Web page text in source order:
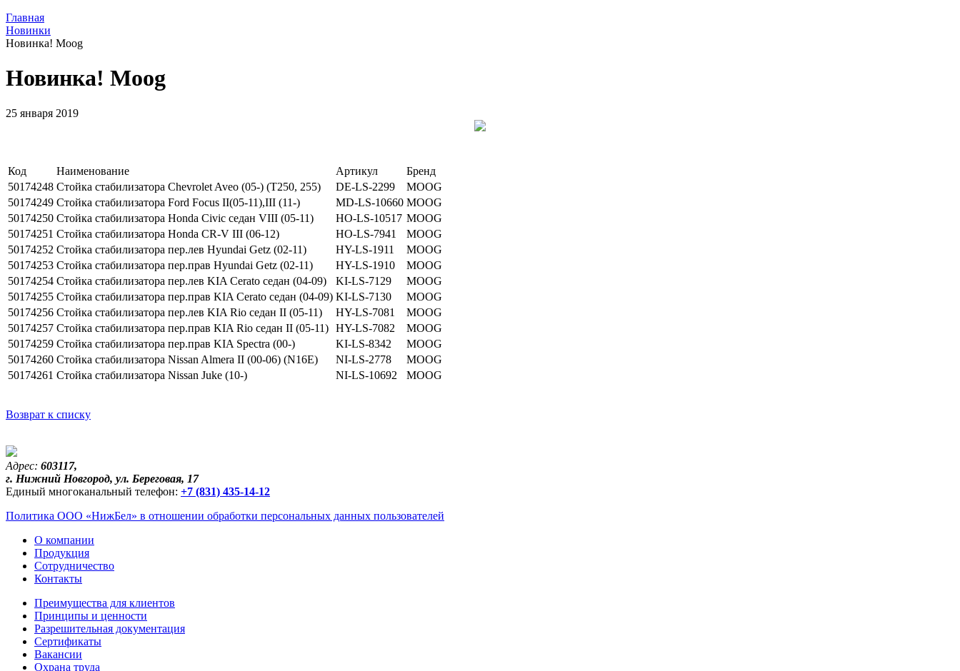
Главная
Новинки
Новинка! Moog
Новинка! Moog
25 января 2019
Код Наименование Артикул
Бренд
50174248 Стойка стабилизатора Chevrolet Aveo (05-) (T250, 255) DE-LS-2299
MOOG
50174249 Стойка стабилизатора Ford Focus II(05-11),III (11-) MD-LS-10660 MOOG
50174250 Стойка стабилизатора Honda Civic седан VIII (05-11) HO-LS-10517 MOOG
50174251 Стойка стабилизатора Honda CR-V III (06-12) HO-LS-7941
MOOG
50174252 Стойка стабилизатора пер.лев Hyundai Getz (02-11) HY-LS-1911
MOOG
50174253 Стойка стабилизатора пер.прав Hyundai Getz (02-11) HY-LS-1910
MOOG
50174254 Стойка стабилизатора пер.лев KIA Cerato седан (04-09) KI-LS-7129
MOOG
50174255 Стойка стабилизатора пер.прав KIA Cerato седан (04-09) KI-LS-7130
MOOG
50174256 Стойка стабилизатора пер.лев KIA Rio седан II (05-11) HY-LS-7081
MOOG
50174257 Стойка стабилизатора пер.прав KIA Rio седан II (05-11) HY-LS-7082
MOOG
50174259 Стойка стабилизатора пер.прав KIA Spectra (00-) KI-LS-8342
MOOG
50174260 Стойка стабилизатора Nissan Almera II (00-06) (N16E) NI-LS-2778
MOOG
50174261 Стойка стабилизатора Nissan Juke (10-) NI-LS-10692 MOOG
Возврат к списку
Адрес: 603117,
г. Нижний Новгород, ул. Береговая, 17
Единый многоканальный телефон: +7 (831) 435-14-12
Политика ООО «НижБел» в отношении обработки персональных данных пользователей
О компании
Продукция
Сотрудничество
Контакты
Преимущества для клиентов
Принципы и ценности
Разрешительная документация
Сертификаты
Вакансии
Охрана труда